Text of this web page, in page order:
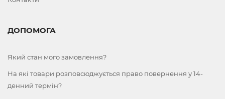
ДОПОМОГА
Який стан мого замовлення?
На які товари розповсюджується право повернення у 14-
денний термін?